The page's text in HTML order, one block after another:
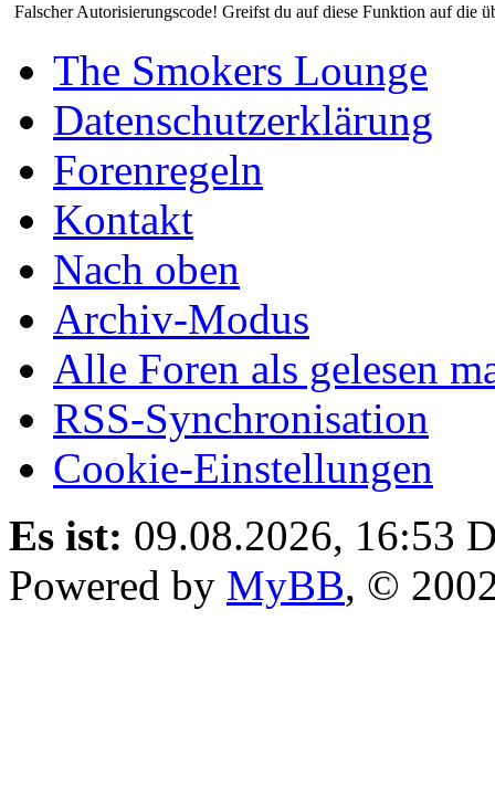
Falscher Autorisierungscode! Greifst du auf diese Funktion auf die
The Smokers Lounge
Datenschutzerklärung
Forenregeln
Kontakt
Nach oben
Archiv-Modus
Alle Foren als gelesen
RSS-Synchronisation
Cookie-Einstellungen
Es ist: 09.08.2026, 16:53
Powered by MyBB, ©